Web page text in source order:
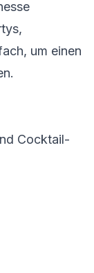
um einen
Cocktail-